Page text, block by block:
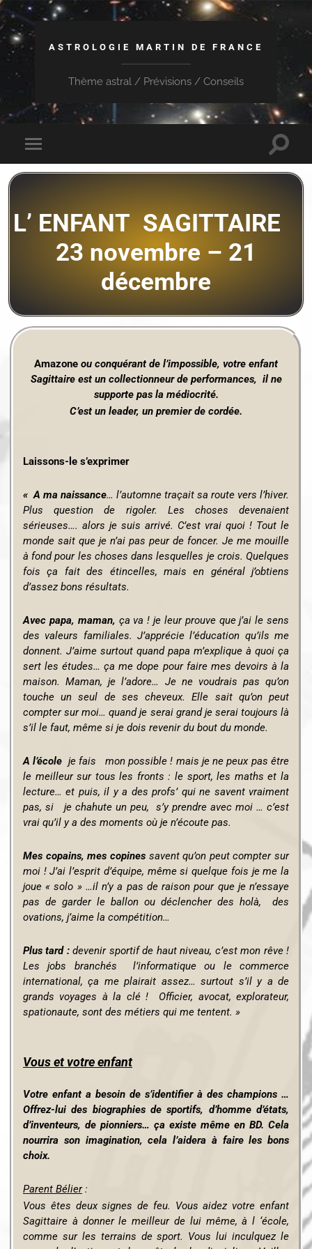
ASTROLOGIE MARTIN DE FRANCE
Thème astral / Prévisions / Conseils
L’ ENFANT SAGITTAIRE
23 novembre – 21
décembre
Amazone ou conquérant de l’impossible, votre enfant
Sagittaire est un collectionneur de performances, il ne
supporte pas la médiocrité.
C’est un leader, un premier de cordée.
Laissons-le s’exprimer
« A ma naissance… l’automne traçait sa route vers l’hiver.
Plus question de rigoler. Les choses devenaient
sérieuses…. alors je suis arrivé. C’est vrai quoi ! Tout le
monde sait que je n’ai pas peur de foncer. Je me mouille
à fond pour les choses dans lesquelles je crois. Quelques
fois ça fait des étincelles, mais en général j’obtiens
d’assez bons résultats.
Avec papa, maman, ça va ! je leur prouve que j’ai le sens
des valeurs familiales. J’apprécie l’éducation qu’ils me
donnent. J’aime surtout quand papa m’explique à quoi ça
sert les études… ça me dope pour faire mes devoirs à la
maison.Maman, je l’adore… Je ne voudrais pas qu’on
touche un seul de ses cheveux.Elle sait qu’on peut
compter sur moi… quand je serai grand je serai toujours là
s’il le faut, même si je dois revenir du bout du monde.
A l’école je fais mon possible ! mais je ne peux pas être
le meilleur sur tous les fronts : le sport, les maths et la
lecture… et puis, il y a des profs’ qui ne savent vraiment
pas, si je chahute un peu, s’y prendre avec moi … c’est
vrai qu’il y a des moments où je n’écoute pas.
Mes copains, mes copinessavent qu’on peut compter sur
moi ! J’ai l’esprit d’équipe, même si quelque fois je me la
joue « solo » …il n’y a pas de raison pour que je n’essaye
pas de garder le ballon ou déclencher des holà, des
ovations, j’aime la compétition…
Plus tard :devenir sportif de haut niveau, c’est mon rêve !
Les jobs branchés l’informatique ou le commerce
international, ça me plairait assez… surtout s’il y a de
grands voyages à la clé ! Officier, avocat, explorateur,
spationaute, sont des métiers qui me tentent. »
Vous et votre enfant
Votre enfant a besoin de s’identifier à des champions …
Offrez-lui des biographies de sportifs, d’homme d’états,
d’inventeurs, de pionniers… ça existe même en BD. Cela
nourrira son imagination, cela l’aidera à faire les bons
choix.
Parent Bélier:
Vous êtes deux signes de feu. Vous aidez votre enfant
Sagittaire à donner le meilleur de lui même, à l ‘école,
comme sur les terrains de sport. Vous lui inculquez le